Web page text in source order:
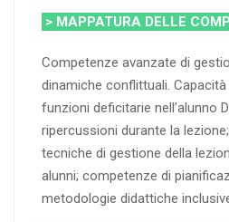
> MAPPATURA DELLE
Competenze avanzate di
dinamiche conflittuali.
funzioni deficitarie nell’alunno
ripercussioni durante la
tecniche di gestione della
alunni; competenze di
metodologie didattiche